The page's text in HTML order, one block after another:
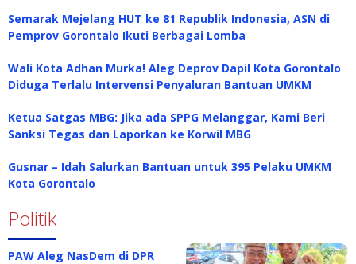
Semarak Mejelang HUT ke 81 Republik Indonesia, ASN di
Pemprov Gorontalo Ikuti Berbagai Lomba
Wali Kota Adhan Murka! Aleg Deprov Dapil Kota Gorontalo
Diduga Terlalu Intervensi Penyaluran Bantuan UMKM
Ketua Satgas MBG: Jika ada SPPG Melanggar, Kami Beri
Sanksi Tegas dan Laporkan ke Korwil MBG
Gusnar – Idah Salurkan Bantuan untuk 395 Pelaku UMKM
Kota Gorontalo
Politik
PAW Aleg NasDem di DPR